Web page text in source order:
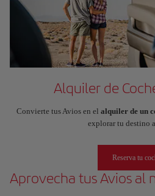
Alquiler de
Convierte tus Avios en el alquiler de un
explorar tu destino
Reserva tu
Aprovecha tus Avios al